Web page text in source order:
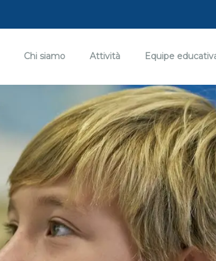
Chi siamo Attività Equipe